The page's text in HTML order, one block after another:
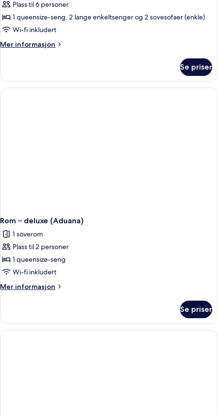
Plass til 6 personer
1 queensize-seng, 2 lange enkeltsenger og 2 sovesofaer (enkle)
Wi-fi inkludert
Mer informasjon
Mer
(Alcalá)
Se priser
Rom – deluxe (Aduana)
1 soverom
Plass til 2 personer
1 queensize-seng
Wi-fi inkludert
Mer informasjon
Mer
–
deluxe
(Aduana)
Se priser